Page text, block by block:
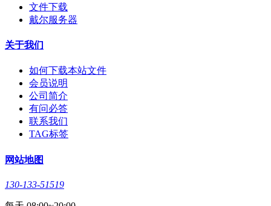
文件下载
戴尔服务器
关于我们
如何下载本站文件
会员说明
公司简介
有问必答
联系我们
TAG标签
网站地图
130-133-51519